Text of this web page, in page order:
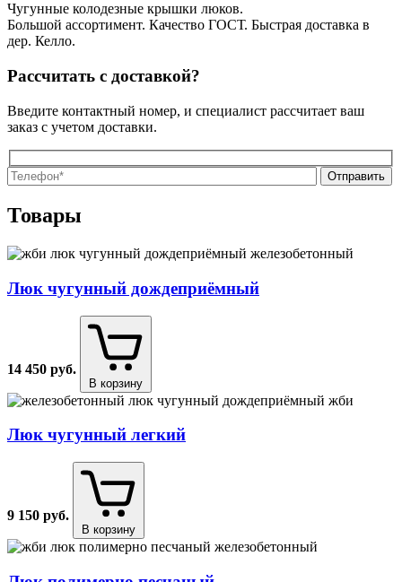
Чугунные колодезные крышки люков.
Большой ассортимент. Качество ГОСТ. Быстрая доставка в
дер. Келло.
Рассчитать с доставкой?
Введите контактный номер, и специалист рассчитает ваш
заказ с учетом доставки.
Товары
Люк чугунный дождеприёмный
14 450 руб.
В корзину
Люк чугунный легкий
9 150 руб.
В корзину